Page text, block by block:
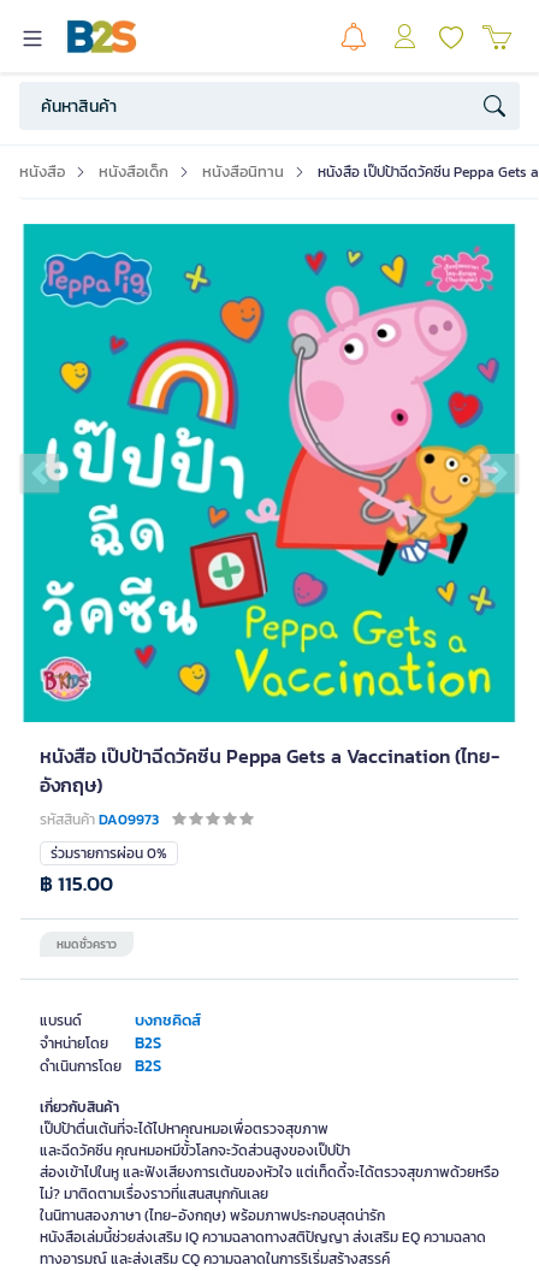
หนังสือ หนังสือเด็ก หนังสือนิทาน หนังสือ เป๊ปป้าฉีดวัคซีน Peppa Gets
Previous slide
หนังสือ เป๊ปป้าฉีดวัคซีน Peppa Gets a Vaccination (ไทย-
อังกฤษ)
รหัสสินค้าDA09973
แบรนด์ บงกชคิดส์
จำหน่ายโดย B2S
ดำเนินการโดย B2S
ร่วมรายการผ่อน 0%
หมดชั่วคราว
฿ 115.00
เกี่ยวกับสินค้า
เป๊ปป้าตื่นเต้นที่จะได้ไปหาคุณหมอเพื่อตรวจสุขภาพ
และฉีดวัคซีน คุณหมอหมีขั้วโลกจะวัดส่วนสูงของเป๊ปป้า
ส่องเข้าไปในหู และฟังเสียงการเต้นของหัวใจ แต่เท็ดดี้จะได้ตรวจสุขภาพด้วยหรือ
ไม่? มาติดตามเรื่องราวที่แสนสนุกกันเลย
ในนิทานสองภาษา (ไทย-อังกฤษ) พร้อมภาพประกอบสุดน่ารัก
หนังสือเล่มนี้ช่วยส่งเสริม IQ ความฉลาดทางสติปัญญา ส่งเสริม EQ ความฉลาด
ทางอารมณ์ และส่งเสริม CQ ความฉลาดในการริเริ่มสร้างสรรค์